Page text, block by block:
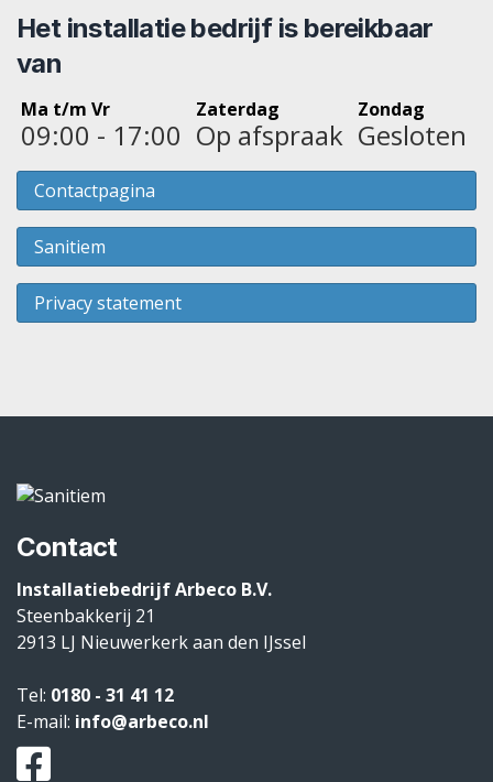
Het installatie bedrijf is bereikbaar
van
Ma t/m Vr
09:00 - 17:00
Zaterdag
Op afspraak
Zondag
Gesloten
Contactpagina
Sanitiem
Privacy statement
Contact
Installatiebedrijf Arbeco B.V.
Steenbakkerij 21
2913 LJ Nieuwerkerk aan den IJssel
Tel: 0180 - 31 41 12
E-mail: info@arbeco.nl